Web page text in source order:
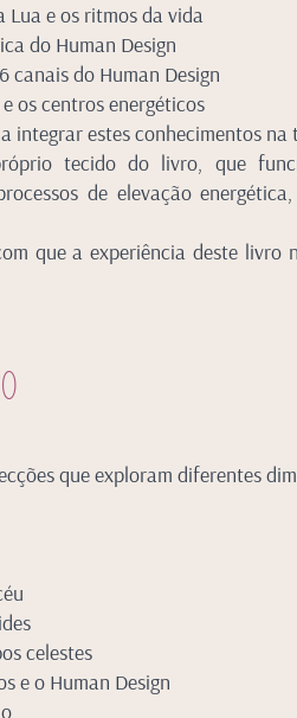
Lua e os ritmos da vida
do Human Design
canais do Human Design
os centros energéticos
integrar estes conhecimentos na
tecido do livro, que
de elevação
que a experiência deste livro
que exploram diferentes
celestes
e o Human Design